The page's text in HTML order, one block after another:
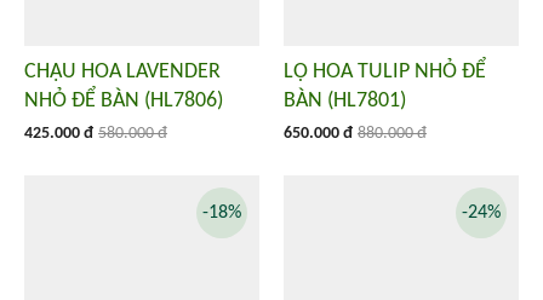
CHẬU HOA LAVENDER
NHỎ ĐỂ BÀN (HL7806)
425.000 đ 580.000 đ
LỌ HOA TULIP NHỎ ĐỂ
BÀN (HL7801)
650.000 đ 880.000 đ
-18% -24%